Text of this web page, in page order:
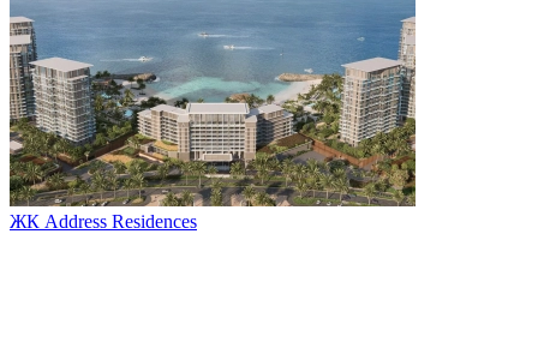
ЖК Address Residences